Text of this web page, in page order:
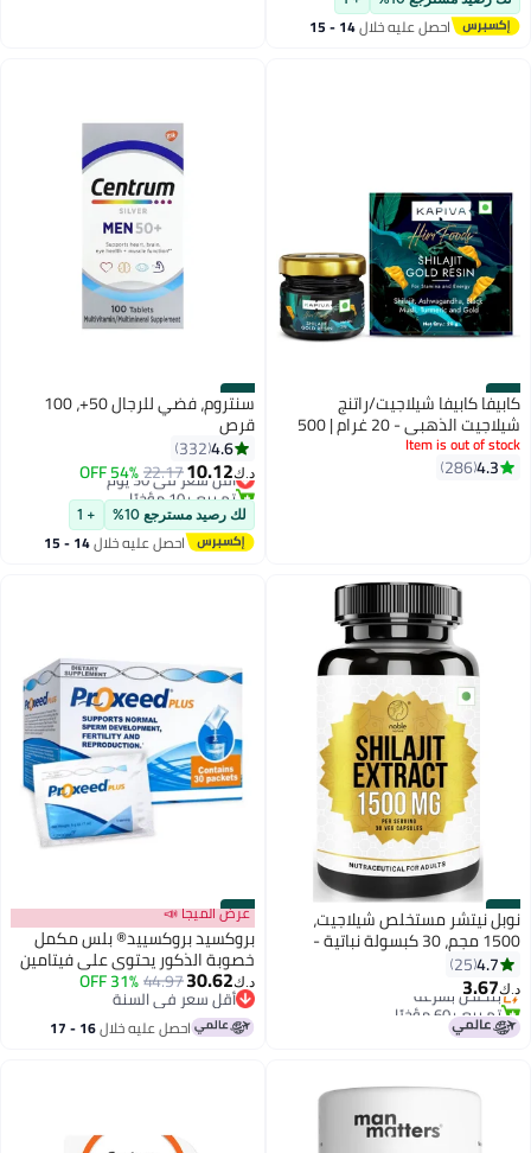
احصل عليه خلال 14 - 15
#17
كابيفا كابيفا شيلاجيت/راتنج
شيلاجيت الذهبي - 20 غرام | 500
ملغ/جرعة | 40 جرعة | يعزز نمو
العضلات والقدرة على التحمل |
Item is out of stock
4.3
286
#18 سنتروم، فضي للرجال 50+، 100
قرص
4.6
332
د.ك‏10.12
22.17
54% OFF أقل سعر في 30 يوم
تم بيع +10 مؤخرًا
أقل سعر في 30 يوم
لك رصيد مسترجع 10% + 1
احصل عليه خلال 14 - 15
#19
نوبل نيتشر مستخلص شيلاجيت،
1500 مجم، 30 كبسولة نباتية -
الهيمالايا النقية مع الجينسنغ
والماكا للقوة والقدرة على التحمل
والقوة، مكمل تركيبة مستخلص
مركز للرجال
4.7
25
د.ك‏3.67
بتخلّص بسرعة
تم بيع +60 مؤخرًا
بتخلّص بسرعة
#20
عرض الميجا 📣
بروكسيد بروكسييد® بلس مكمل
خصوبة الذكور يحتوي علي فيتامين
ب وفيتامين سي ومعادن زنك مع
نكهات الليمون 30 × 5 غرام
د.ك‏30.62
44.97
31% OFF
أقل سعر في السنة
أقل سعر في السنة
احصل عليه خلال 16 - 17